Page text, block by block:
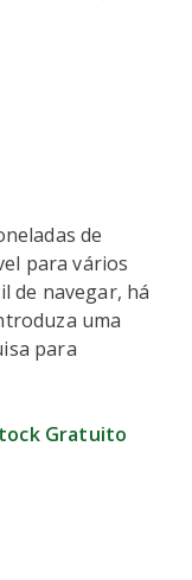
de
para vários
de navegar, há
uma
para
Gratuito